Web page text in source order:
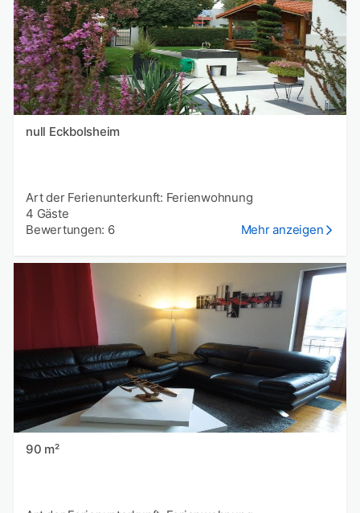
null Eckbolsheim
Art der Ferienunterkunft: Ferienwohnung
4 Gäste
Bewertungen: 6
Mehr anzeigen
90 m²